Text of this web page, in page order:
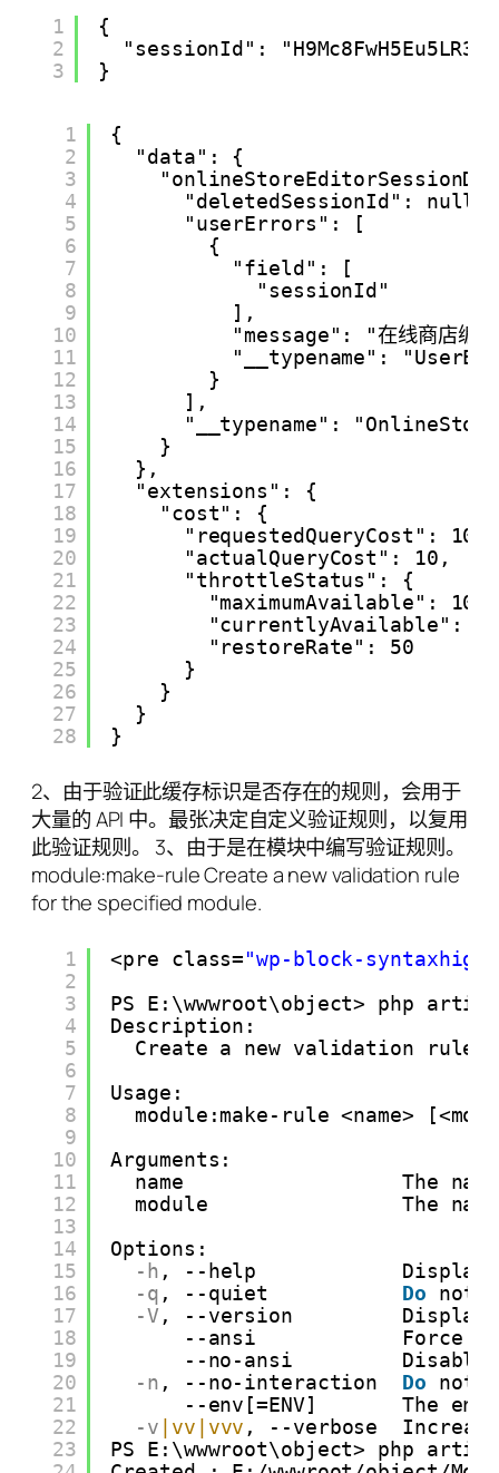
1
2
3
{
"sessionId":
}
1
2
3
4
5
6
7
8
9
10
11
12
13
14
15
16
17
18
19
20
21
22
23
24
25
26
27
28
{
"data": {
"deletedSessionId": null,
"userErrors": [
{
"field": [
"sessionId"
],
"message": "在线商店编
"__typename":
}
],
"__typename":
}
},
"extensions": {
"cost": {
"requestedQueryCost": 10,
"actualQueryCost": 10,
"throttleStatus": {
"maximumAvailable":
"currentlyAvailable":
"restoreRate": 50
}
}
}
}
2、由于验证此缓存标识是否存在的规则，会用于
大量的 API 中。最张决定自定义验证规则，以复用
此验证规则。 3、由于是在模块中编写验证规则。
module:make-rule Create a new validation rule
for the specified module.
1
2
3
4
5
6
7
8
9
10
11
12
13
14
15
16
17
18
19
20
21
22
23
<pre class="wp-block-
PS E:\wwwroot\object> php
Description:
Create a new validation rule
Usage:
module:make-rule <name>
Arguments:
name                  The
module                The
Options:
-h , --help
-q , --quiet Do
not
-V, --version
--ansi            Force
--no-ansi         Disable
-n , --no-interaction Do
not
--env[=ENV]       The
-v |vv |vvv , --verbose
PS E:\wwwroot\object> php